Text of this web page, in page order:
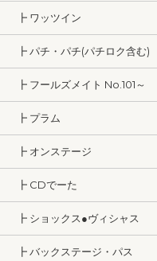
┣ ワッツイン
┣ パチ・パチ(パチロク含む)
┣ フールズメイト No.101～
┣ プラム
┣ オンステージ
┣ CDでーた
┣ ショックス●ヴィシャス
┣ バックステージ・パス